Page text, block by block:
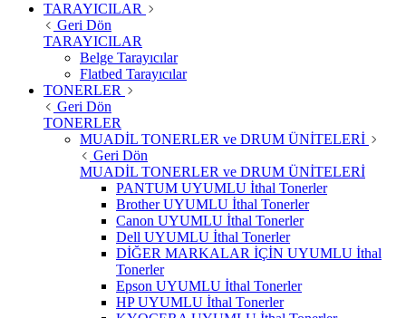
TARAYICILAR
Geri Dön
TARAYICILAR
Belge Tarayıcılar
Flatbed Tarayıcılar
TONERLER
Geri Dön
TONERLER
MUADİL TONERLER ve DRUM ÜNİTELERİ
Geri Dön
MUADİL TONERLER ve DRUM ÜNİTELERİ
PANTUM UYUMLU İthal Tonerler
Brother UYUMLU İthal Tonerler
Canon UYUMLU İthal Tonerler
Dell UYUMLU İthal Tonerler
DİĞER MARKALAR İÇİN UYUMLU İthal
Tonerler
Epson UYUMLU İthal Tonerler
HP UYUMLU İthal Tonerler